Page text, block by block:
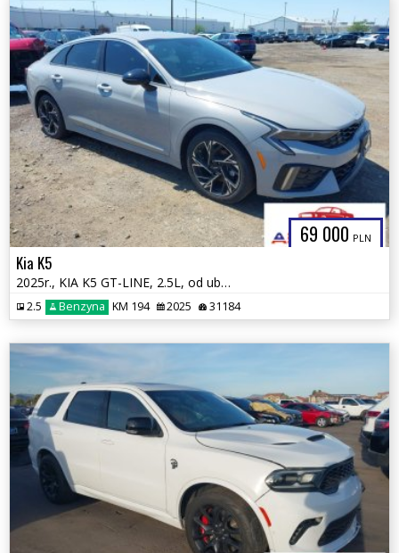
69 000 PLN
Kia K5
2025r., KIA K5 GT-LINE, 2.5L, od ubezpieczalni
2.5 Benzyna KM 194 2025 31184